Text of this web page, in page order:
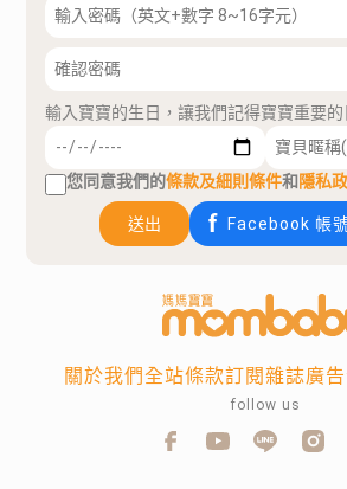
輸入寶寶的生日，讓我們記得寶寶重要的
您同意我們的條款及細則條件和隱私
送出 Facebook 帳
關於我們全站條款訂閱雜誌廣
follow us